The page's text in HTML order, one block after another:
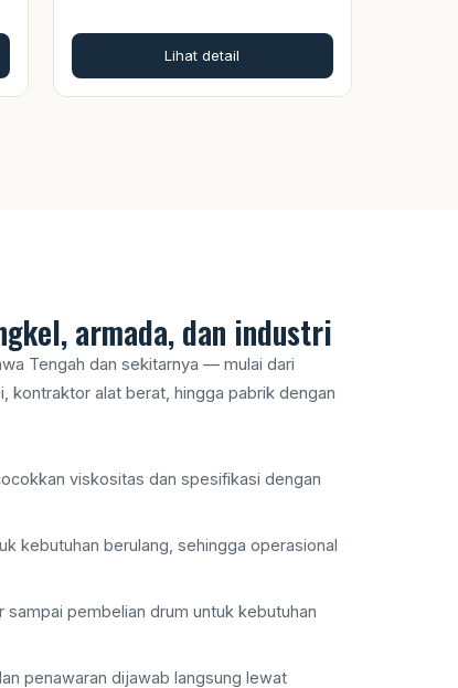
Lihat detail
armada, dan industri
Tengah dan sekitarnya — mulai dari
kontraktor alat berat, hingga pabrik dengan
viskositas dan spesifikasi dengan
kebutuhan berulang, sehingga operasional
sampai pembelian drum untuk kebutuhan
penawaran dijawab langsung lewat